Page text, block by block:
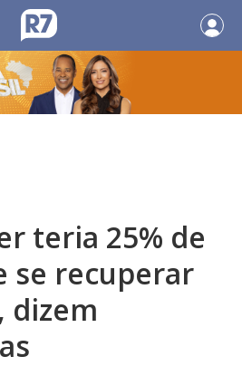
teria 25% de
se recuperar
dizem